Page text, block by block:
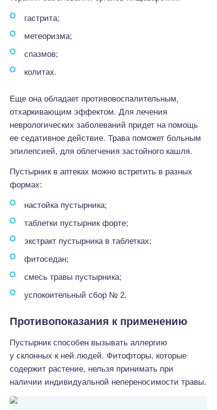
гастрита;
метеоризма;
спазмов;
колитах.
Еще она обладает противовоспалительным,
отхаркивающим эффектом. Для лечения
неврологических заболеваний придет на помощь
ее седативное действие. Трава поможет больным
эпилепсией, для облегчения застойного кашля.
Пустырник в аптеках можно встретить в разных
формах:
настойка пустырника;
таблетки пустырник форте;
экстракт пустырника в таблетках;
фитоседан;
смесь травы пустырника;
успокоительный сбор № 2.
Противопоказания к применению
Пустырник способен вызывать аллергию
у склонных к ней людей. Фитофторы, которые
содержит растение, нельзя принимать при
наличии индивидуальной непереносимости травы.